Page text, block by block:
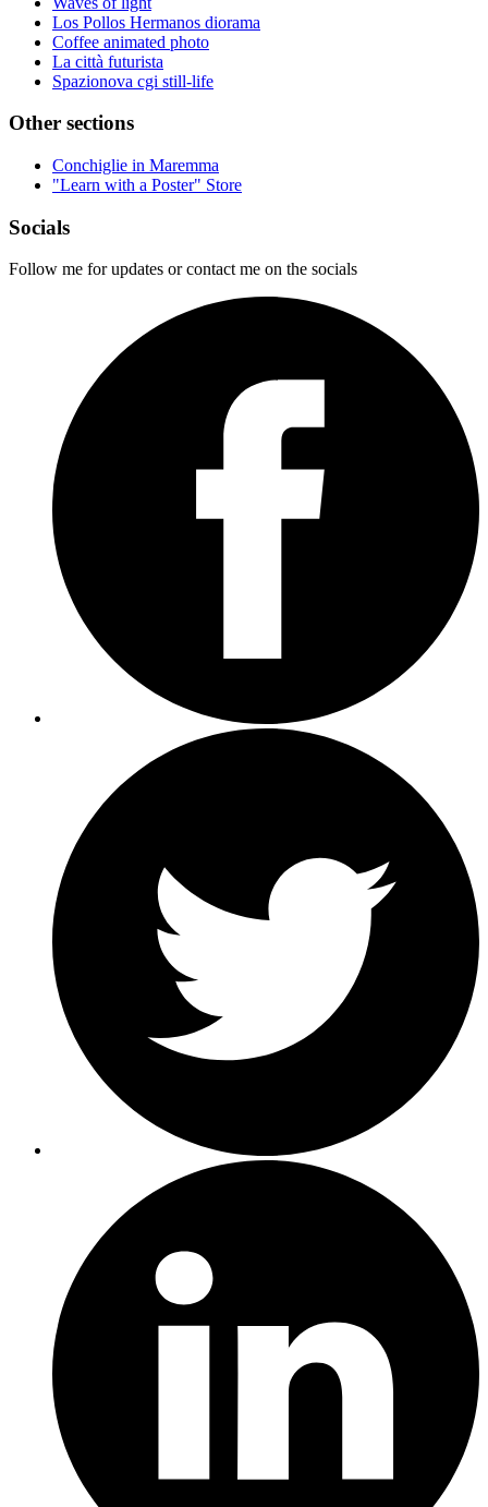
Los Pollos Hermanos diorama
Coffee animated photo
La città futurista
Spazionova cgi still-life
Other sections
Conchiglie in Maremma
"Learn with a Poster" Store
Socials
Follow me for updates or contact me on the socials